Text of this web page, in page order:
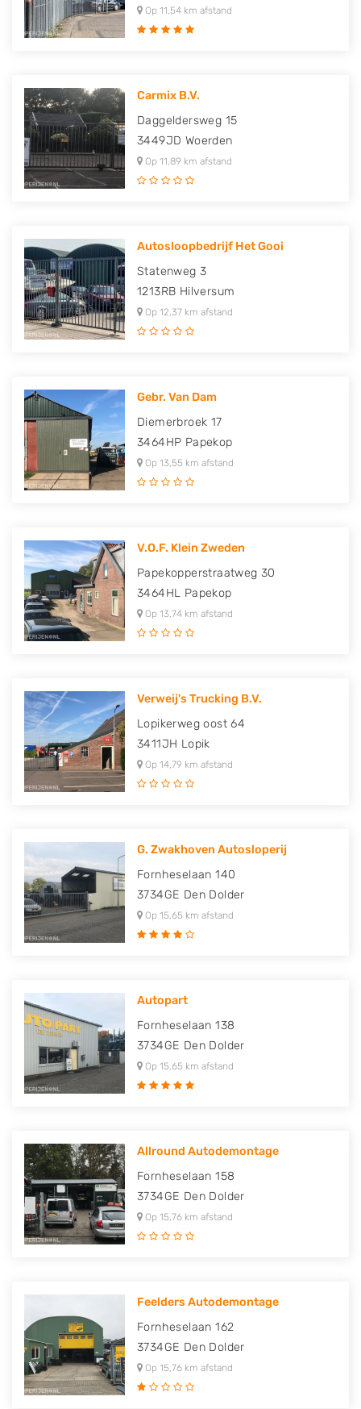
Op 11,54 km afstand
Carmix B.V.
Daggeldersweg 15
3449JD Woerden
Op 11,89 km afstand
Autosloopbedrijf Het Gooi
Statenweg 3
1213RB Hilversum
Op 12,37 km afstand
Gebr. Van Dam
Diemerbroek 17
3464HP Papekop
Op 13,55 km afstand
V.O.F. Klein Zweden
Papekopperstraatweg 30
3464HL Papekop
Op 13,74 km afstand
Verweij's Trucking B.V.
Lopikerweg oost 64
3411JH Lopik
Op 14,79 km afstand
G. Zwakhoven Autosloperij
Fornheselaan 140
3734GE Den Dolder
Op 15,65 km afstand
Autopart
Fornheselaan 138
3734GE Den Dolder
Op 15,65 km afstand
Allround Autodemontage
Fornheselaan 158
3734GE Den Dolder
Op 15,76 km afstand
Feelders Autodemontage
Fornheselaan 162
3734GE Den Dolder
Op 15,76 km afstand